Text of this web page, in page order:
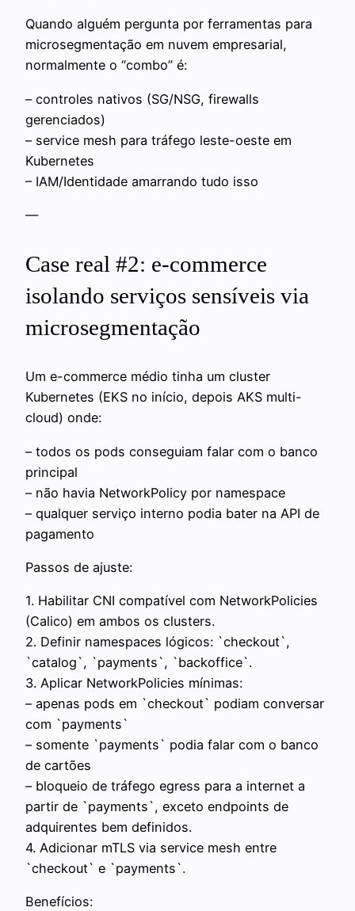
Quando alguém pergunta por ferramentas para
microsegmentação em nuvem empresarial,
normalmente o “combo” é:
– controles nativos (SG/NSG, firewalls
gerenciados)
– service mesh para tráfego leste-oeste em
Kubernetes
– IAM/Identidade amarrando tudo isso
—
Case real #2: e-commerce
isolando serviços sensíveis via
microsegmentação
Um e-commerce médio tinha um cluster
Kubernetes (EKS no início, depois AKS multi-
cloud) onde:
– todos os pods conseguiam falar com o banco
principal
– não havia NetworkPolicy por namespace
– qualquer serviço interno podia bater na API de
pagamento
Passos de ajuste:
1. Habilitar CNI compatível com NetworkPolicies
(Calico) em ambos os clusters.
2. Definir namespaces lógicos: `checkout`,
`catalog`, `payments`, `backoffice`.
3. Aplicar NetworkPolicies mínimas:
– apenas pods em `checkout` podiam conversar
com `payments`
– somente `payments` podia falar com o banco
de cartões
– bloqueio de tráfego egress para a internet a
partir de `payments`, exceto endpoints de
adquirentes bem definidos.
4. Adicionar mTLS via service mesh entre
`checkout` e `payments`.
Benefícios: